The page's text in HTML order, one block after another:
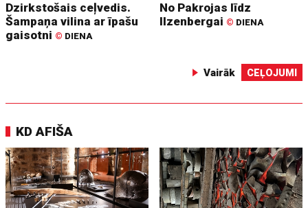
Dzirkstošais ceļvedis.
Šampaņa vilina ar īpašu
gaisotni © DIENA
No Pakrojas līdz
Ilzenbergai © DIENA
Vairāk CEĻOJUMI
KD AFIŠA